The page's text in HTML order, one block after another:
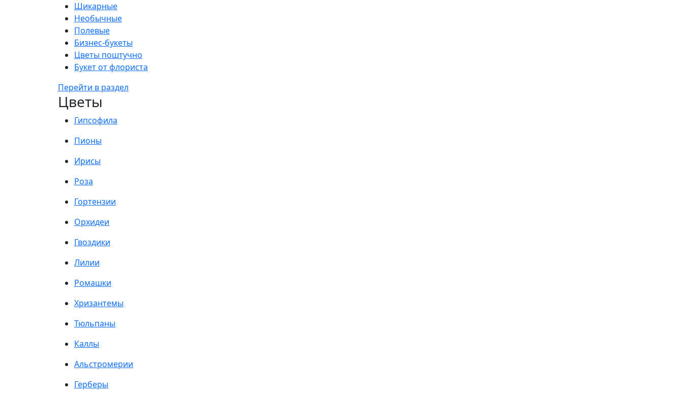
Шикарные
Необычные
Полевые
Бизнес-букеты
Цветы поштучно
Букет от флориста
Перейти в раздел
Цветы
Гипсофила
Пионы
Ирисы
Роза
Гортензии
Орхидеи
Гвоздики
Лилии
Ромашки
Хризантемы
Тюльпаны
Каллы
Альстромерии
Герберы